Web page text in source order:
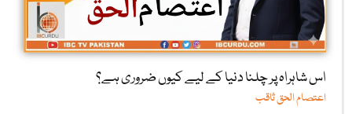
اس شاہراہ پر چلنا دنیا کے لیے کیوں ضروری ہے؟
اعتصام الحق ثاقب